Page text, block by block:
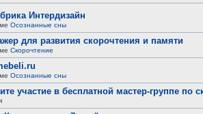
Интердизайн
Осознанные сны
для развития скорочтения и памяти
Скорочтение
Осознанные сны
участие в бесплатной мастер-группе по